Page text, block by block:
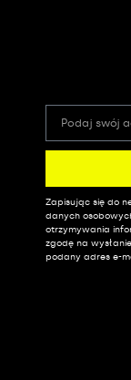
Alternative:
Zapisując się do
danych
otrzymywania
zgodę na
podany adres e-